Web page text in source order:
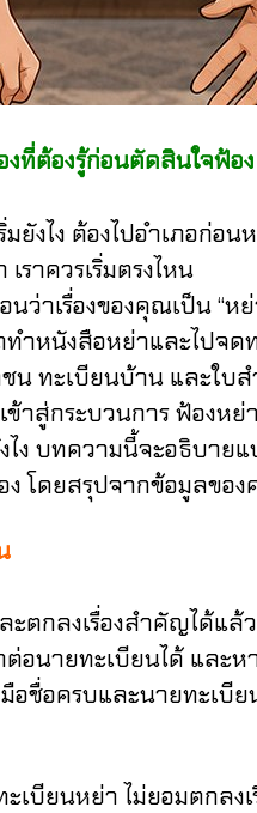
ต้องรู้ก่อนตัดสินใจฟ้อ
ต้องไปอำเภอก่อนหรื
ราควรเริ่มตรงไหน
งของคุณเป็น “หย่าโ
ำหนังสือหย่าและไปจ
ทะเบียนบ้าน และใบ
าสู่กระบวนการ ฟ้องห
ความนี้จะอธิบายแบ
โดยสรุปจากข้อมูลขอ
เรื่องสำคัญได้แล้ว เ
อนายทะเบียนได้ แล
อชื่อครบและนายทะเบี
ยนหย่า ไม่ยอมตกลง